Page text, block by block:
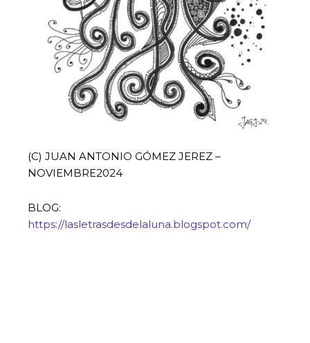
(C) JUAN ANTONIO GÓMEZ JEREZ –
NOVIEMBRE2024
BLOG:
https://lasletrasdesdelaluna.blogspot.com/